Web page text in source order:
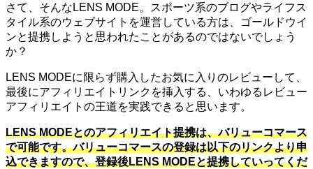
さて、そんなLENS MODE。スポーツ系のブログやライフス
タイル系のウェブサイトを運営している方は、ゴールドウイ
ンと提携しようと思われたことがあるのではないでしょう
か？
LENS MODEに限らず購入したお気に入りのレビューして、
最後にアフィリエイトリンクを挿入する、いわゆるレビュー
アフィリエイトの王道を実践できると思います。
LENS MODEとのアフィリエイト提携は、バリューコマース
で可能です。バリューコマースの登録は以下のリンクより申
込できますので、登録後LENS MODEと提携していってくだ